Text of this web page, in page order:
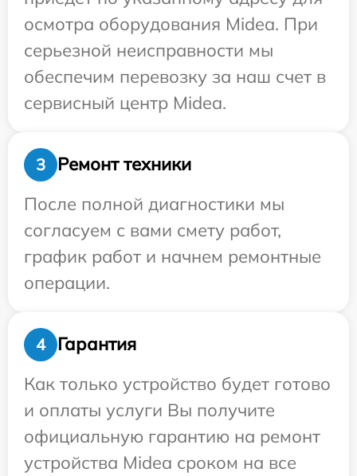
осмотра оборудования Midea. При
серьезной неисправности мы
обеспечим перевозку за наш счет в
сервисный центр Midea.
3
Ремонт техники
После полной диагностики мы
согласуем с вами смету работ,
график работ и начнем ремонтные
операции.
4
Гарантия
Как только устройство будет готово
и оплаты услуги Вы получите
официальную гарантию на ремонт
устройства Midea сроком на все